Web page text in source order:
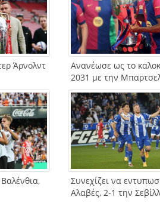
Άρνολντ
Ανανέωσε ως το
2031 με την
Συνεχίζει να
Αλαβές, 2-1 την